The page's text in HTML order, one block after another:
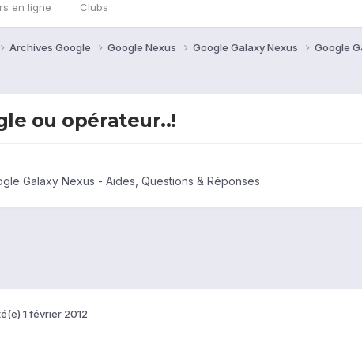
en ligne Clubs
Archives Google Google Nexus Google Galaxy Nexus
Google
ou opérateur..!
Galaxy Nexus - Aides, Questions & Réponses
1 février 2012